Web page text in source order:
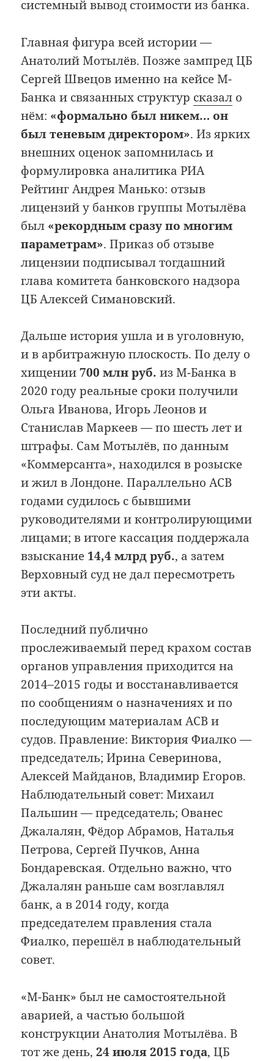
системный вывод стоимости из банка.
Главная фигура всей истории —
Анатолий Мотылёв. Позже зампред ЦБ
Сергей Швецов именно на кейсе М-
Банка и связанных структур сказал о
нём: «формально был никем… он
был теневым директором». Из ярких
внешних оценок запомнилась и
формулировка аналитика РИА
Рейтинг Андрея Манько: отзыв
лицензий у банков группы Мотылёва
был «рекордным сразу по многим
параметрам». Приказ об отзыве
лицензии подписывал тогдашний
глава комитета банковского надзора
ЦБ Алексей Симановский.
Дальше история ушла и в уголовную,
и в арбитражную плоскость. По делу о
хищении700 млн руб. из М-Банка в
2020 году реальные сроки получили
Ольга Иванова, Игорь Леонов и
Станислав Маркеев — по шесть лет и
штрафы. Сам Мотылёв, по данным
«Коммерсанта», находился в розыске
и жил в Лондоне. Параллельно АСВ
годами судилось с бывшими
руководителями и контролирующими
лицами; в итоге кассация поддержала
взыскание 14,4 млрд руб., а затем
Верховный суд не дал пересмотреть
эти акты.
Последний публично
прослеживаемый перед крахом состав
органов управления приходится на
2014–2015 годы и восстанавливается
по сообщениям о назначениях и по
последующим материалам АСВ и
судов. Правление: Виктория Фиалко —
председатель; Ирина Северинова,
Алексей Майданов, Владимир Егоров.
Наблюдательный совет: Михаил
Пальшин — председатель; Ованес
Джалалян, Фёдор Абрамов, Наталья
Петрова, Сергей Пучков, Анна
Бондаревская. Отдельно важно, что
Джалалян раньше сам возглавлял
банк, а в 2014 году, когда
председателем правления стала
Фиалко, перешёл в наблюдательный
совет.
«М-Банк» был не самостоятельной
аварией, а частью большой
конструкции Анатолия Мотылёва. В
тот же день,24 июля 2015 года, ЦБ